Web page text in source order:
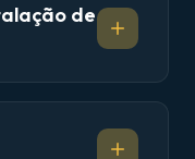
de